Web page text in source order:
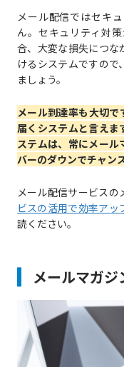
メール配信ではセキ
ん。セキュリティ対
合、大変な損失につな
けるシステムですので
ましょう。
メール到達率も大切で
届くシステムと言えま
ステムは、常にメー
バーのダウンでチャン
メール配信サービス
ビスの活用で効率アッ
読ください。
メールマガ